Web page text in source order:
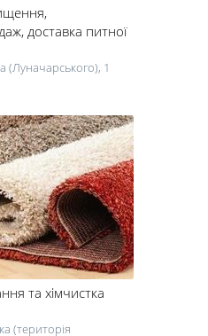
доставка питної
(Луначарського), 1
та хімчистка
(територія